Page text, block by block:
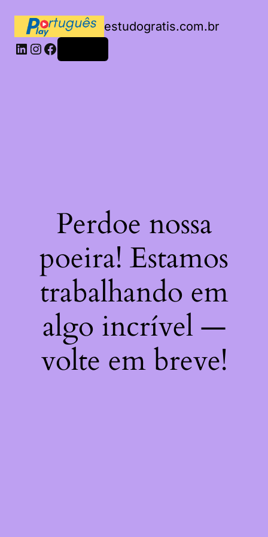
estudogratis.com.br
LinkedIn
Instagram
Facebook
Perdoe nossa
poeira! Estamos
trabalhando em
algo incrível —
volte em breve!